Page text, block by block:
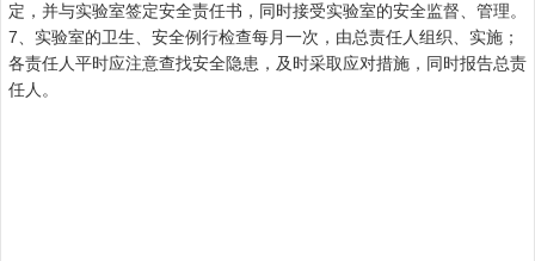
定，并与实验室签定安全责任书，同时接受实验室的安全监督、管理。
7、实验室的卫生、安全例行检查每月一次，由总责任人组织、实施；
各责任人平时应注意查找安全隐患，及时采取应对措施，同时报告总责
任人。